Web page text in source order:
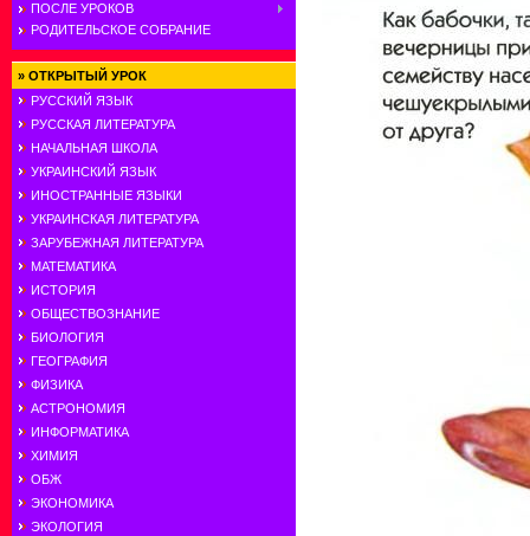
ПОСЛЕ УРОКОВ
РОДИТЕЛЬСКОЕ СОБРАНИЕ
» ОТКРЫТЫЙ УРОК
РУССКИЙ ЯЗЫК
РУССКАЯ ЛИТЕРАТУРА
НАЧАЛЬНАЯ ШКОЛА
УКРАИНСКИЙ ЯЗЫК
ИНОСТРАННЫЕ ЯЗЫКИ
УКРАИНСКАЯ ЛИТЕРАТУРА
ЗАРУБЕЖНАЯ ЛИТЕРАТУРА
МАТЕМАТИКА
ИСТОРИЯ
ОБЩЕСТВОЗНАНИЕ
БИОЛОГИЯ
ГЕОГРАФИЯ
ФИЗИКА
АСТРОНОМИЯ
ИНФОРМАТИКА
ХИМИЯ
ОБЖ
ЭКОНОМИКА
ЭКОЛОГИЯ